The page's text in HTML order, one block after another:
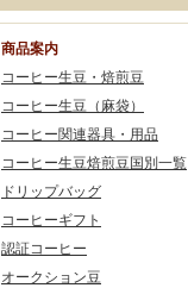
商品案内
コーヒー生豆・焙煎豆
コーヒー生豆（麻袋）
コーヒー関連器具・用品
コーヒー生豆焙煎豆国別一覧
ドリップバッグ
コーヒーギフト
認証コーヒー
オークション豆